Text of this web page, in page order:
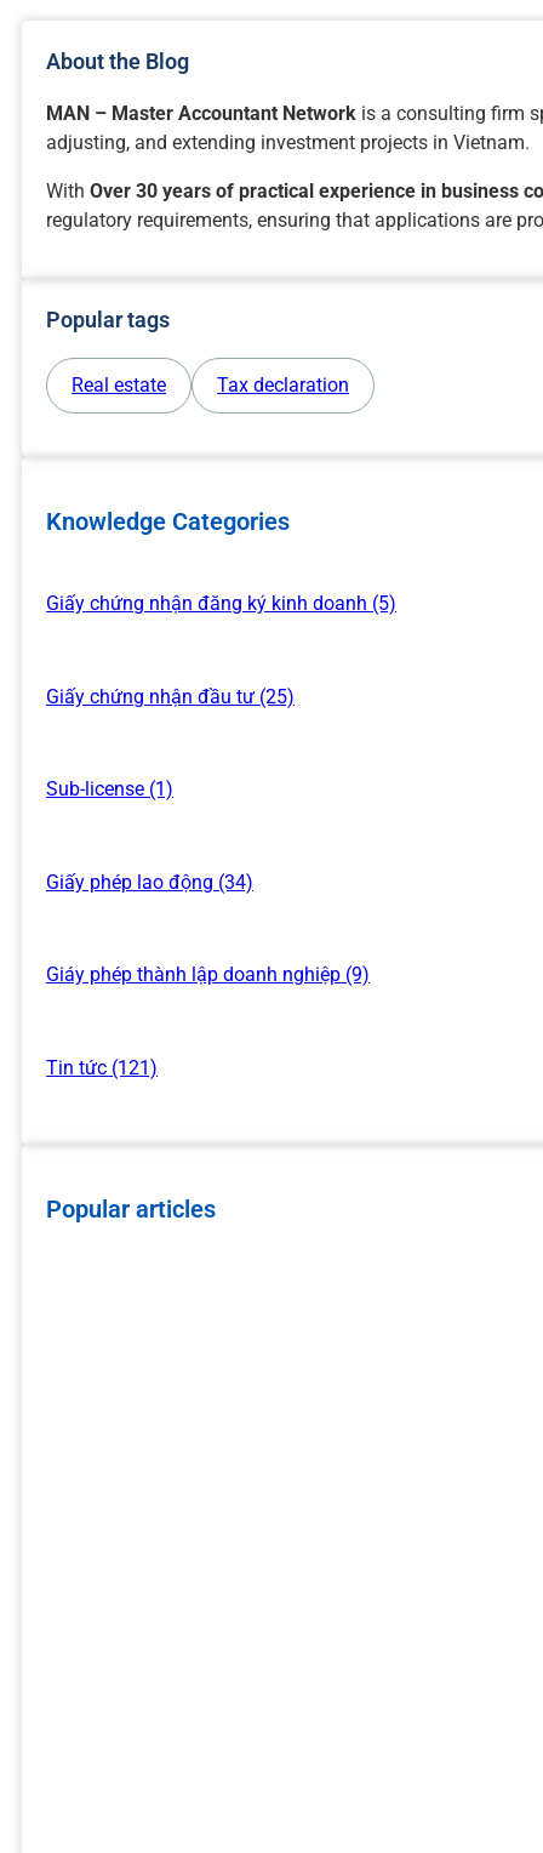
About the Blog
MAN – Master Accountant Network is a consulting firm
adjusting, and extending investment projects in Vietnam.
With Over 30 years of practical experience in business
regulatory requirements, ensuring that applications are
Popular tags
Real estate Tax declaration
Knowledge Categories
Giấy chứng nhận đăng ký kinh doanh (5)
Giấy chứng nhận đầu tư (25)
Sub-license (1)
Giấy phép lao động (34)
Giáy phép thành lập doanh nghiệp (9)
Tin tức (121)
Popular articles